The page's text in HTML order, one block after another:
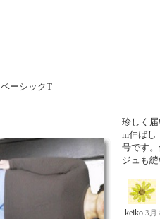
ベーシックT
珍しく
m伸ばし
号です
ジュも
keiko 3月